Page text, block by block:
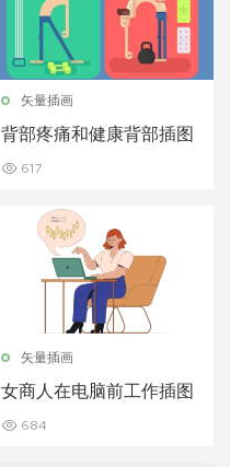
矢量插画
背部疼痛和健康背部插图
617
矢量插画
女商人在电脑前工作插图
684